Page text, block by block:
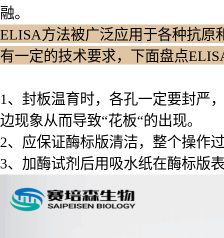
融。
ELISA方法被广泛应用于各种抗原
有一定的技术要求，下面盘点
1、封板温育时，各孔一定要封严
边现象从而导致“花板“的出现。
2、应保证酶标版清洁，整个操作
3、加酶试剂后用吸水纸在酶标版